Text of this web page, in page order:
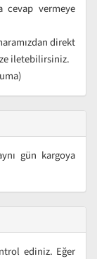
cevap vermeye
direkt
iletebilirsiniz.
gün kargoya
ediniz. Eğer